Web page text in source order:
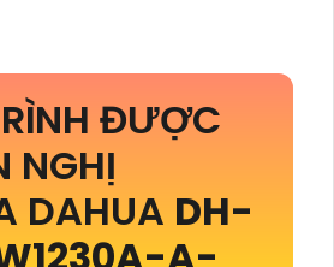
ĐƯỢC
NGHỊ
DAHUA DH-